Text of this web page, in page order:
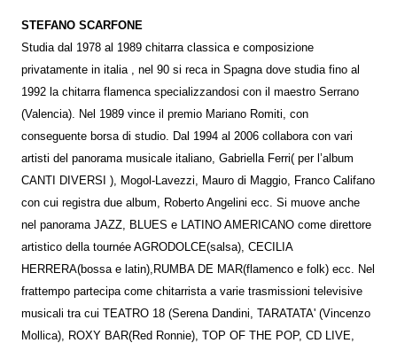
STEFANO SCARFONE
Studia dal 1978 al 1989 chitarra classica e composizione
privatamente in italia , nel 90 si reca in Spagna dove studia fino al
1992 la chitarra flamenca specializzandosi con il maestro Serrano
(Valencia). Nel 1989 vince il premio Mariano Romiti, con
conseguente borsa di studio. Dal 1994 al 2006 collabora con vari
artisti del panorama musicale italiano, Gabriella Ferri( per l’album
CANTI DIVERSI ), Mogol-Lavezzi, Mauro di Maggio, Franco Califano
con cui registra due album, Roberto Angelini ecc. Si muove anche
nel panorama JAZZ, BLUES e LATINO AMERICANO come direttore
artistico della tournée AGRODOLCE(salsa), CECILIA
HERRERA(bossa e latin),RUMBA DE MAR(flamenco e folk) ecc. Nel
frattempo partecipa come chitarrista a varie trasmissioni televisive
musicali tra cui TEATRO 18 (Serena Dandini, TARATATA' (Vincenzo
Mollica), ROXY BAR(Red Ronnie), TOP OF THE POP, CD LIVE,